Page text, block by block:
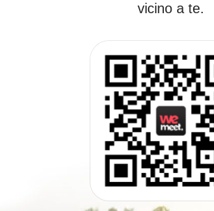
vicino a te.